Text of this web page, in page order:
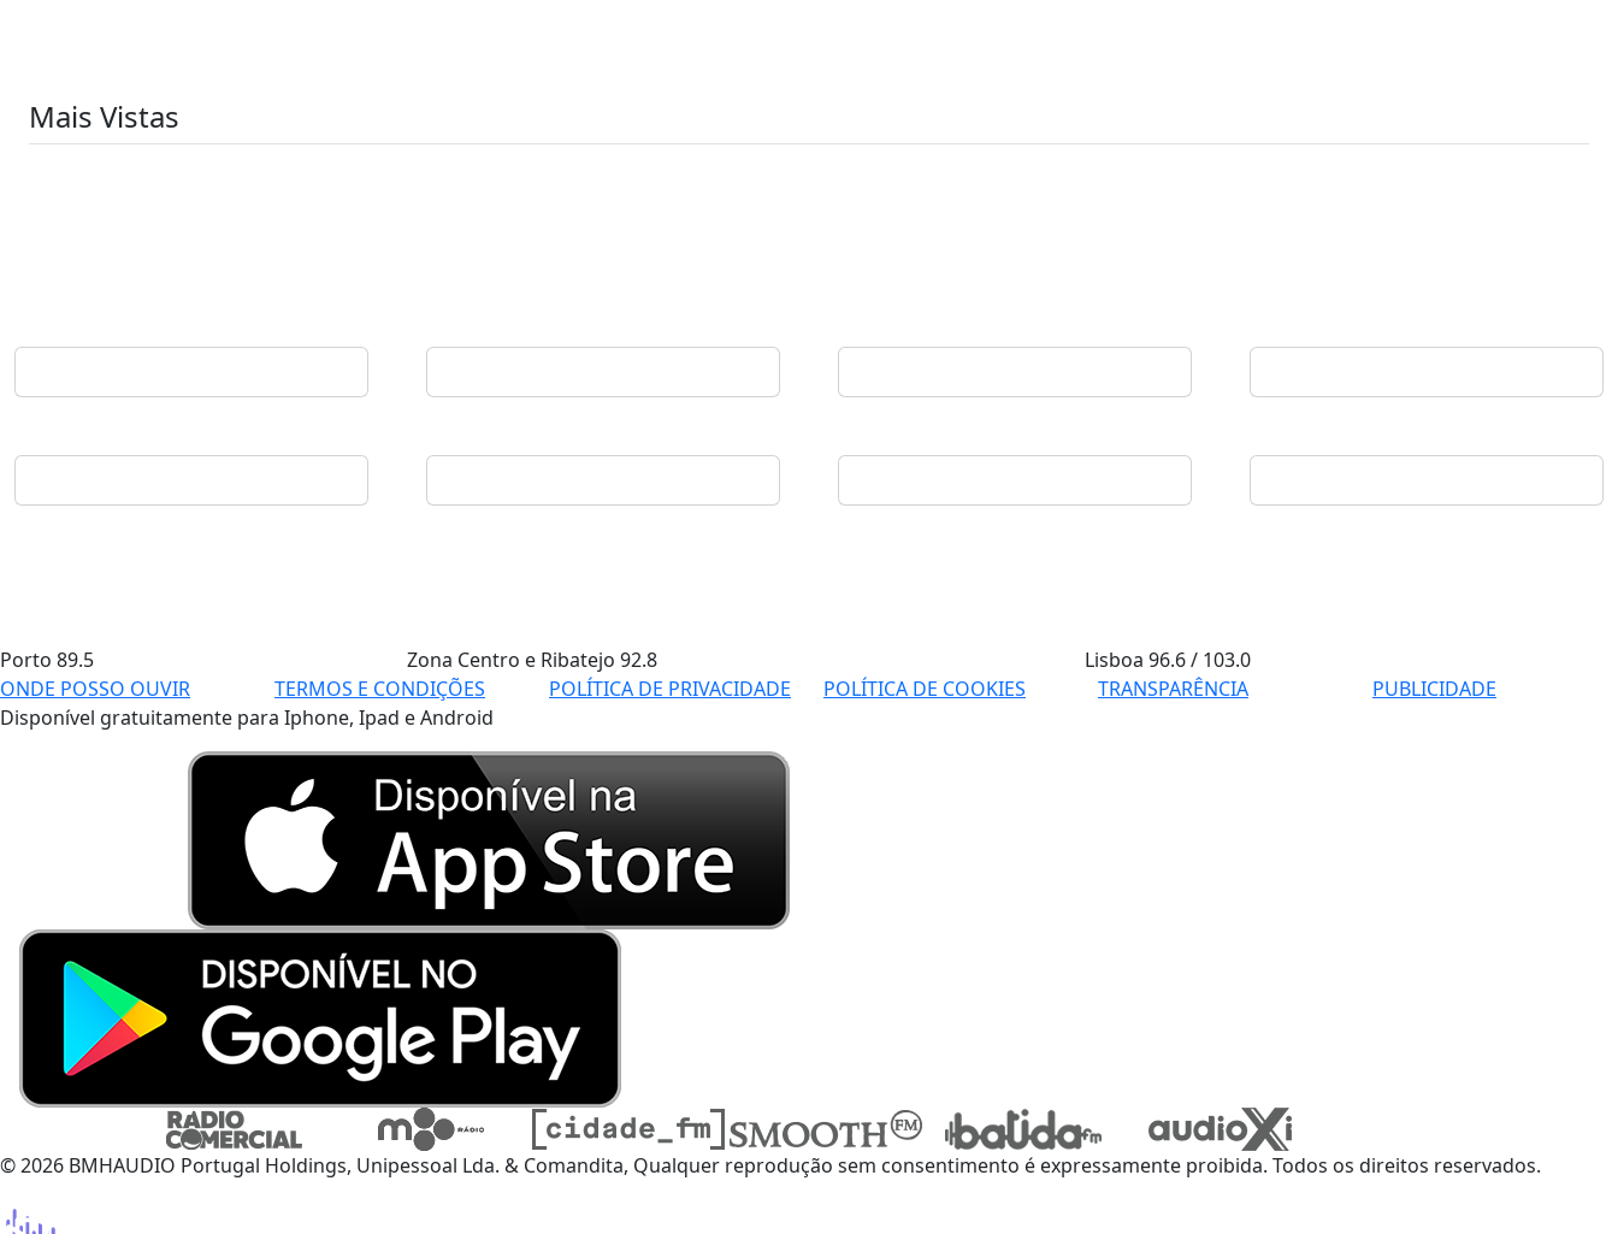
Mais Vistas
Porto 89.5 Zona Centro e Ribatejo 92.8 Lisboa96.6 / 103.0
ONDE POSSO OUVIR
TERMOS E CONDIÇÕES POLÍTICA DE PRIVACIDADE POLÍTICA DE COOKIES TRANSPARÊNCIA
PUBLICIDADE
Disponível gratuitamente para Iphone, Ipad e Android
© 2026 BMHAUDIO Portugal Holdings, Unipessoal Lda. & Comandita, Qualquer reprodução sem consentimento é expressamente proibida. Todos os direitos reservados.